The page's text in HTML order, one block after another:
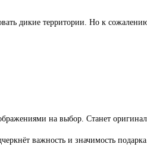
дикие территории. Но к
на выбор. Станет
важность и значимость